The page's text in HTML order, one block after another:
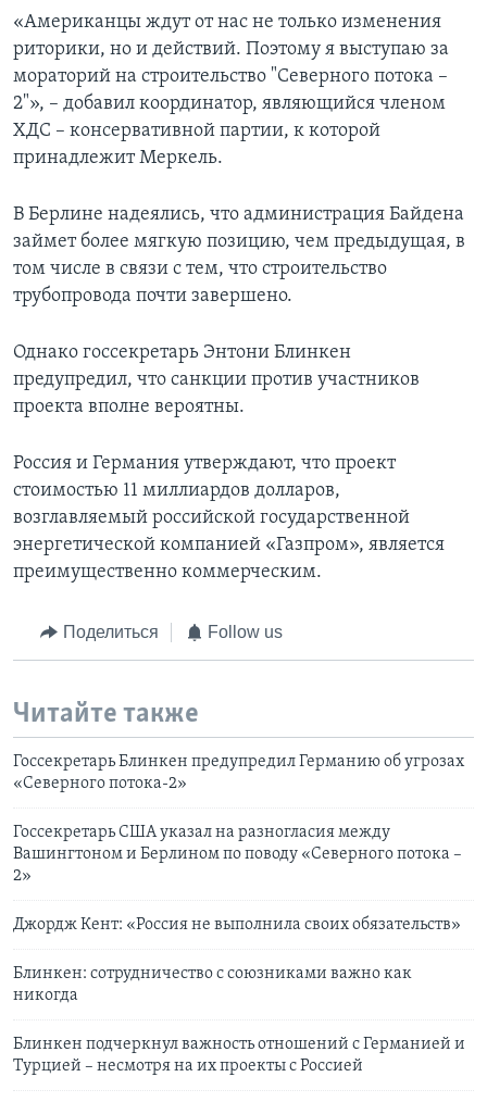
«Американцы ждут от нас не только изменения
риторики, но и действий. Поэтому я выступаю за
мораторий на строительство "Северного потока –
2"», – добавил координатор, являющийся членом
ХДС – консервативной партии, к которой
принадлежит Меркель.
В Берлине надеялись, что администрация Байдена
займет более мягкую позицию, чем предыдущая, в
том числе в связи с тем, что строительство
трубопровода почти завершено.
Однако госсекретарь Энтони Блинкен
предупредил, что санкции против участников
проекта вполне вероятны.
Россия и Германия утверждают, что проект
стоимостью 11 миллиардов долларов,
возглавляемый российской государственной
энергетической компанией «Газпром», является
преимущественно коммерческим.
Поделиться Follow us
Читайте также
Госсекретарь Блинкен предупредил Германию об угрозах
«Северного потока-2»
Госсекретарь США указал на разногласия между
Вашингтоном и Берлином по поводу «Северного потока –
2»
Джордж Кент: «Россия не выполнила своих обязательств»
Блинкен: сотрудничество с союзниками важно как
никогда
Блинкен подчеркнул важность отношений с Германией и
Турцией – несмотря на их проекты с Россией